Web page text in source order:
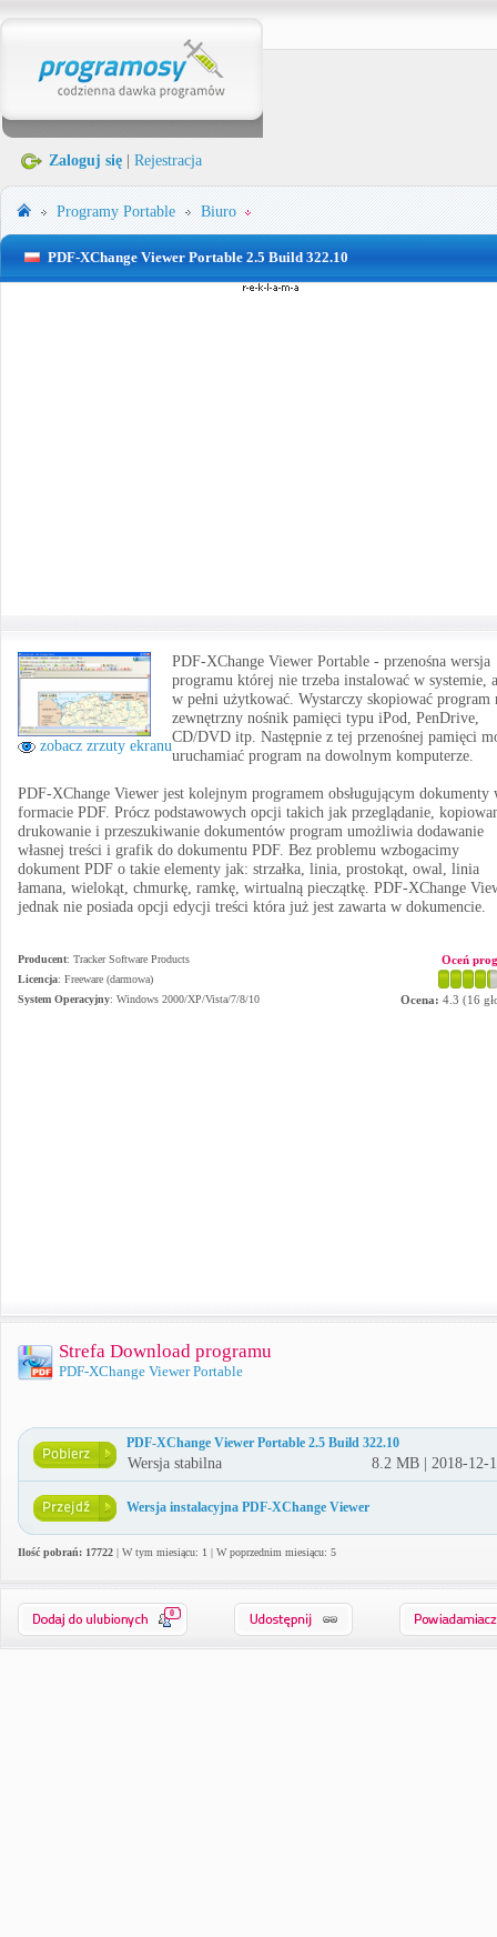
Zaloguj się Rejestracja
Programy Portable Biuro
PDF-XChange Viewer Portable 2.5 Build 322.10
zobacz zrzuty ekranu
PDF-XChange Viewer Portable - przenośna wersja
programu której nie trzeba instalować w systemie,
w pełni użytkować. Wystarczy skopiować program
zewnętrzny nośnik pamięci typu iPod, PenDrive,
CD/DVD itp. Następnie z tej przenośnej pamięci
uruchamiać program na dowolnym komputerze.
PDF-XChange Viewer jest kolejnym programem obsługującym dokumenty
formacie PDF. Prócz podstawowych opcji takich jak przeglądanie,
drukowanie i przeszukiwanie dokumentów program umożliwia dodawanie
własnej treści i grafik do dokumentu PDF. Bez problemu wzbogacimy
dokument PDF o takie elementy jak: strzałka, linia, prostokąt, owal, linia
łamana, wielokąt, chmurkę, ramkę, wirtualną pieczątkę. PDF-XChange
jednak nie posiada opcji edycji treści która już jest zawarta w dokumencie.
Producent: Tracker Software Products
Licencja: Freeware (darmowa)
System Operacyjny: Windows 2000/XP/Vista/7/8/10
Oceń
Ocena: 4.3 (16
Strefa Download programu
PDF-XChange Viewer Portable
PDF-XChange Viewer Portable 2.5 Build 322.10
Wersja stabilna 8.2 MB | 2018-12-
Wersja instalacyjna PDF-XChange Viewer
Ilość pobrań: 17722 | W tym miesiącu: 1 | W poprzednim miesiącu: 5
0